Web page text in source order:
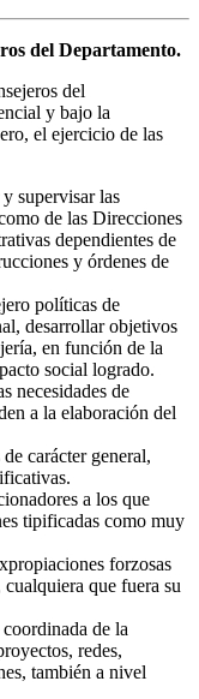
del Departamento.
del
y bajo la
el ejercicio de las
supervisar las
de las Direcciones
dependientes de
y órdenes de
políticas de
desarrollar objetivos
en función de la
social logrado.
necesidades de
a la elaboración del
carácter general,
a los que
tipificadas como muy
forzosas
que fuera su
de la
redes,
también a nivel